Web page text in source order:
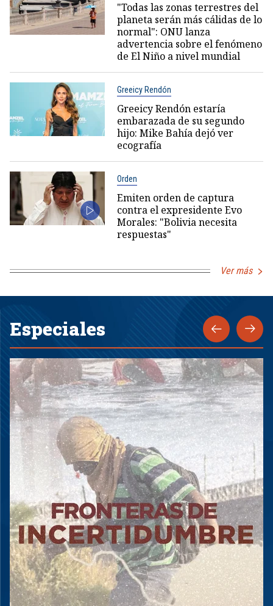
"Todas las zonas terrestres del
planeta serán más cálidas de lo
normal": ONU lanza
advertencia sobre el fenómeno
de El Niño a nivel mundial
Greeicy Rendón
Greeicy Rendón estaría
embarazada de su segundo
hijo: Mike Bahía dejó ver
ecografía
Orden
Emiten orden de captura
contra el expresidente Evo
Morales: "Bolivia necesita
respuestas"
Ver más
Especiales